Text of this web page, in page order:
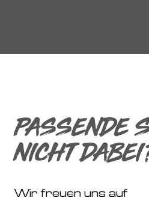
PASSENDE
NICHT
Wir freuen uns auf